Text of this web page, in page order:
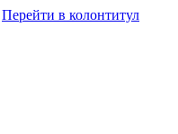
Перейти в колонтитул